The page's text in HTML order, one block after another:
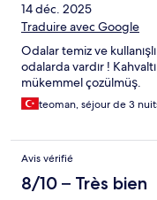
14 déc. 2025
Traduire avec Google
Odalar temiz ve
odalarda vardır !
mükemmel çozülmüş.
teoman, séjour de 3
Avis vérifié
8/10 – Très bien